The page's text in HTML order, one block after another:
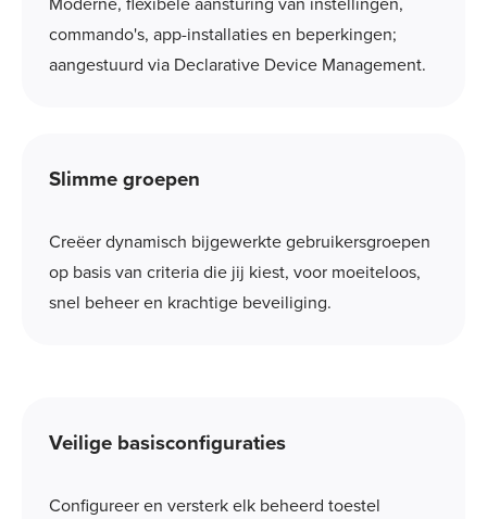
commando's, app-installaties en beperkingen;
aangestuurd via Declarative Device Management.
Slimme groepen
Creëer dynamisch bijgewerkte gebruikersgroepen
op basis van criteria die jij kiest, voor moeiteloos,
snel beheer en krachtige beveiliging.
Veilige basisconfiguraties
Configureer en versterk elk beheerd toestel